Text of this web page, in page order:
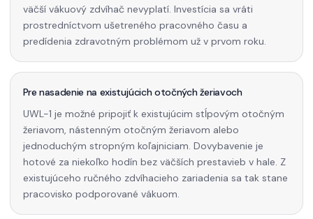
väčší vákuový zdvíhač nevyplatí. Investícia sa vráti
prostredníctvom ušetreného pracovného času a
predídenia zdravotným problémom už v prvom roku.
Pre nasadenie na existujúcich otočných žeriavoch
UWL-1 je možné pripojiť k existujúcim stĺpovým otočným
žeriavom, nástenným otočným žeriavom alebo
jednoduchým stropným koľajniciam. Dovybavenie je
hotové za niekoľko hodín bez väčších prestavieb v hale. Z
existujúceho ručného zdvíhacieho zariadenia sa tak stane
pracovisko podporované vákuom.